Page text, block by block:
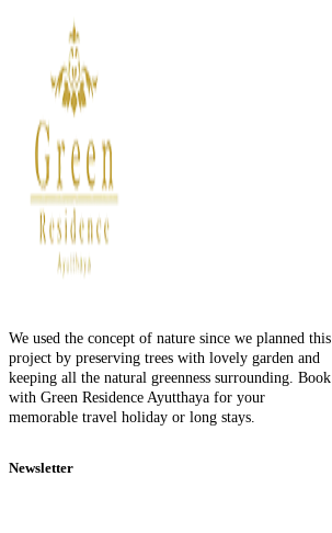
We used the concept of nature since we planned this
project by preserving trees with lovely garden and
keeping all the natural greenness surrounding. Book
with Green Residence Ayutthaya for your
memorable travel holiday or long stays.
Newsletter